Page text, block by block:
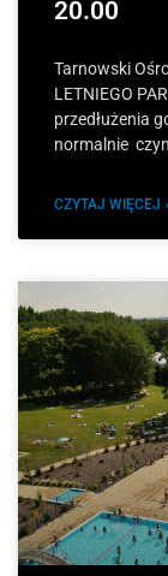
20.00
Tarnowski
LETNIEGO
przedłużenia
normalnie
CZYTAJ WIĘCEJ